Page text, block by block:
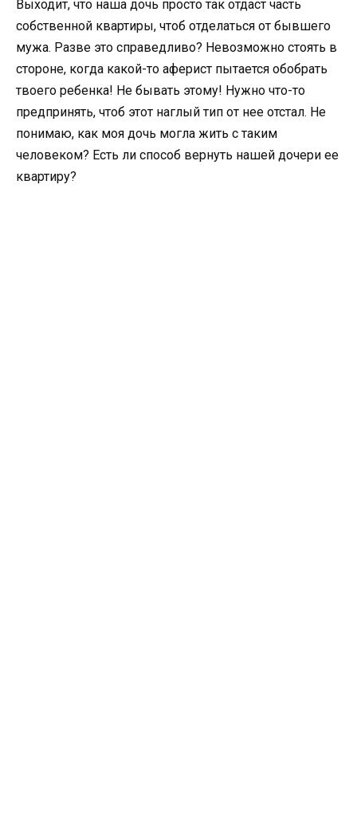
Выходит, что наша дочь просто так отдаст часть
собственной квартиры, чтоб отделаться от бывшего
мужа. Разве это справедливо? Невозможно стоять в
стороне, когда какой-то аферист пытается обобрать
твоего ребенка! Не бывать этому! Нужно что-то
предпринять, чтоб этот наглый тип от нее отстал. Не
понимаю, как моя дочь могла жить с таким
человеком? Есть ли способ вернуть нашей дочери ее
квартиру?